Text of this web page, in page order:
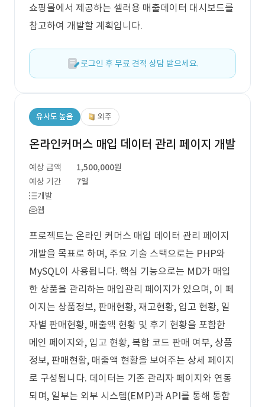
쇼핑몰에서 제공하는 셀러용 매출데이터 대시보드를
참고하여 개발할 계획입니다.
로그인 후 무료 견적 상담 받으세요.
유사도 높음 외주
온라인커머스 매입 데이터 관리 페이지 개발
예상 금액
1,500,000원
예상 기간
7일
개발
웹
프로젝트는 온라인 커머스 매입 데이터 관리 페이지
개발을 목표로 하며, 주요 기술 스택으로는 PHP와
MySQL이 사용됩니다. 핵심 기능으로는 MD가 매입
한 상품을 관리하는 매입관리 페이지가 있으며, 이 페
이지는 상품정보, 판매현황, 재고현황, 입고 현황, 일
자별 판매현황, 매출액 현황 및 후기 현황을 포함한
메인 페이지와, 입고 현황, 복합 코드 판매 여부, 상품
정보, 판매현황, 매출액 현황을 보여주는 상세 페이지
로 구성됩니다. 데이터는 기존 관리자 페이지와 연동
되며, 일부는 외부 시스템(EMP)과 API를 통해 통합